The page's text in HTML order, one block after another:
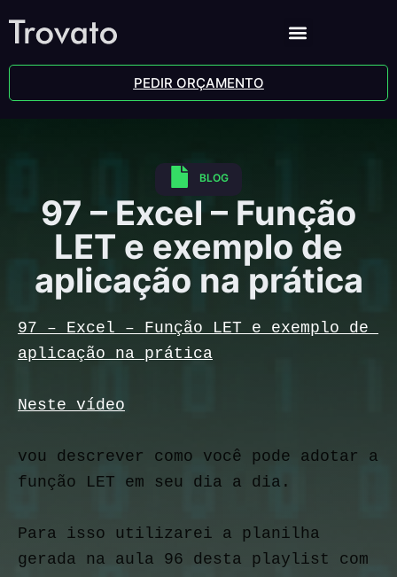
PEDIR ORÇAMENTO
BLOG
97 – Excel – Função
LET e exemplo de
aplicação na prática
97 – Excel – Função LET e exemplo de
aplicação na prática
Neste vídeo
vou descrever como você pode adotar a
função LET em seu dia a dia.
Para isso utilizarei a planilha
gerada na aula 96 desta playlist com